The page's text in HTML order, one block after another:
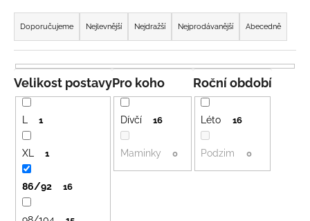
Ř
a
z
e
n
í
p
o
d
u
Doporučujeme Nejlevnější Nejdražší Nejprodávanější Abecedně
Pro koho
Dívčí 16
Maminky 0
Roční období
Léto 16
Podzim 0
Velikost postavy
1
XL 1
86/92 16
?
HLEDAT
D
p